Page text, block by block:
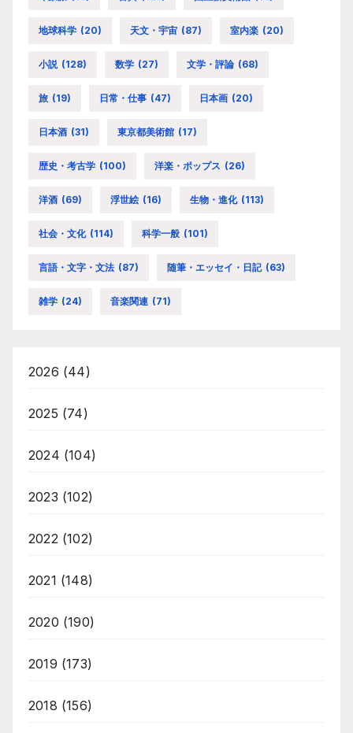
地球科学 (20) 天文・宇宙 (87) 室内楽 (20)
小説 (128) 数学 (27) 文学・評論 (68)
旅 (19) 日常・仕事 (47) 日本画 (20)
日本酒 (31) 東京都美術館 (17)
歴史・考古学 (100) 洋楽・ポップス (26)
洋酒 (69) 浮世絵 (16) 生物・進化 (113)
社会・文化 (114) 科学一般 (101)
言語・文字・文法 (87) 随筆・エッセイ・日記 (63)
雑学 (24) 音楽関連 (71)
2026 (44)
2025 (74)
2024 (104)
2023 (102)
2022 (102)
2021 (148)
2020 (190)
2019 (173)
2018 (156)